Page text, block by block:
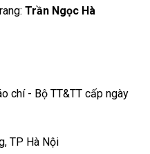
Trần Ngọc Hà
chí - Bộ TT&TT cấp ngày
TP Hà Nội